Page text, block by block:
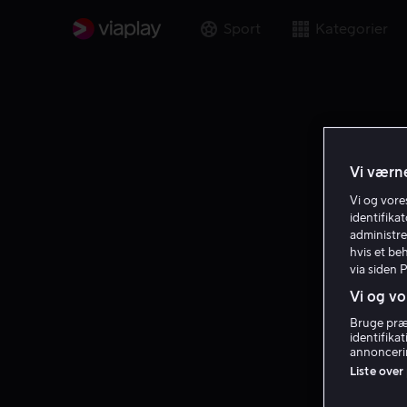
Sport Kategorier
Vi
Vi og
hvis et
via siden
Vi og
Bruge
Liste